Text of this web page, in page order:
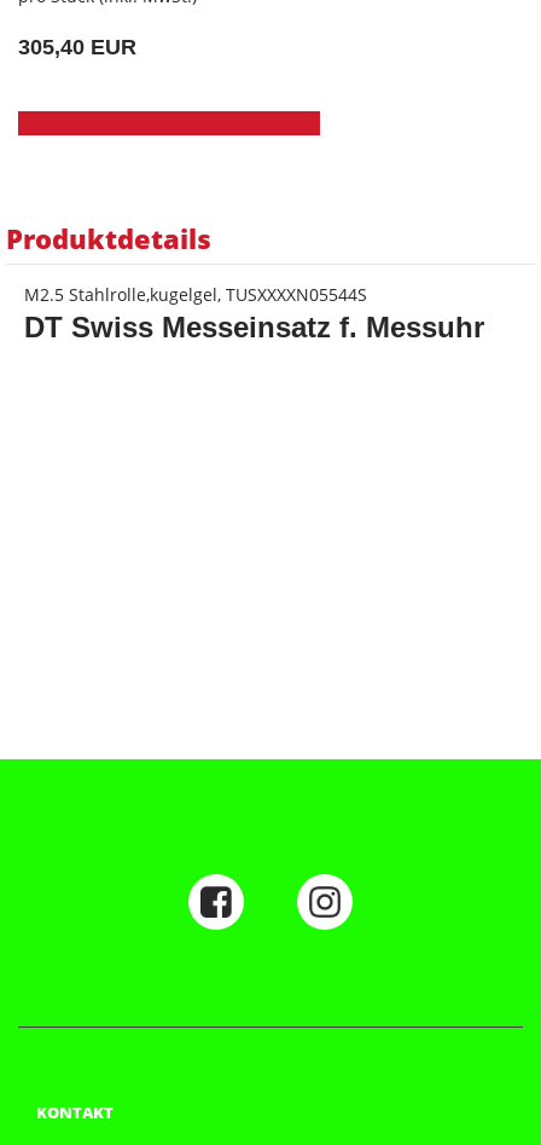
305,40 EUR
Produktdetails
M2.5 Stahlrolle,kugelgel, TUSXXXXN05544S
DT Swiss Messeinsatz f. Messuhr
KONTAKT